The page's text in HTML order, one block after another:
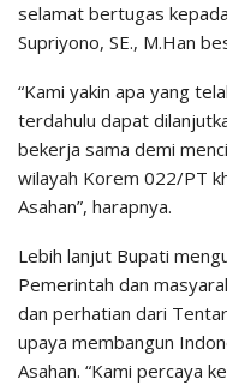
selamat bertugas
Supriyono, SE., M.Han
“Kami yakin apa yang
terdahulu dapat
bekerja sama demi
wilayah Korem 022/PT
Asahan”, harapnya.
Lebih lanjut Bupati
Pemerintah dan
dan perhatian dari
upaya membangun
Asahan. “Kami percaya